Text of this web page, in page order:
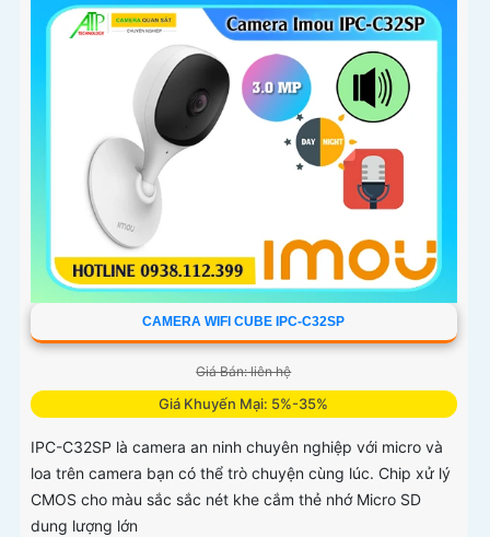
CAMERA WIFI CUBE IPC-C32SP
Giá Bán: liên hệ
Giá Khuyến Mại: 5%-35%
IPC-C32SP là camera an ninh chuyên nghiệp với micro và
loa trên camera bạn có thể trò chuyện cùng lúc. Chip xử lý
CMOS cho màu sắc sắc nét khe cắm thẻ nhớ Micro SD
dung lượng lớn